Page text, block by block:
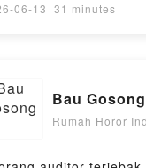
malam
06-13 · 31 minutes
Bau
Rumah Horor